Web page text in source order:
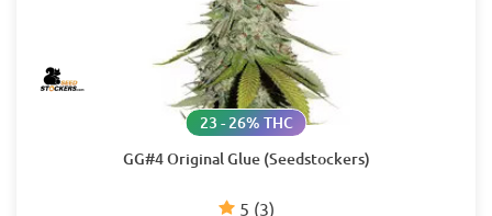
GG#4 Original Glue (Seedstockers)
5 (3)
23 - 26% THC